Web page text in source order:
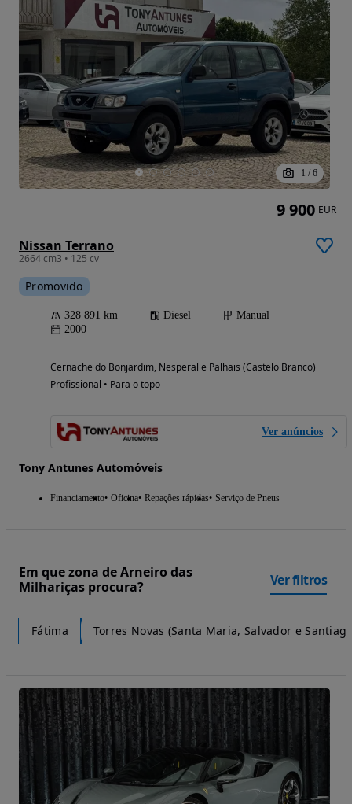
1 / 6
Nissan Terrano
2664 cm3 • 125 cv
Promovido
328 891 km Diesel
Manual
2000
Cernache do Bonjardim, Nesperal e Palhais (Castelo Branco)
Profissional • Para o topo
Ver anúncios
Tony Antunes Automóveis
Financiamento Oficina Repações rápidas Serviço de Pneus
9 900 EUR
Em que zona de Arneiro das
Milhariças procura?
Ver filtros
Fátima Torres Novas (Santa Maria, Salvador e